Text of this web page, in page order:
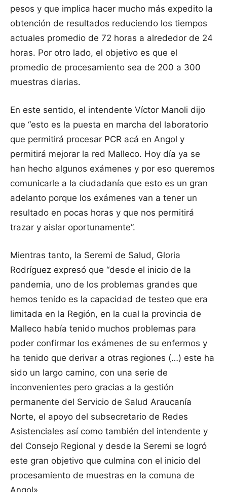
pesos y que implica hacer mucho más expedito la
obtención de resultados reduciendo los tiempos
actuales promedio de 72 horas a alrededor de 24
horas. Por otro lado, el objetivo es que el
promedio de procesamiento sea de 200 a 300
muestras diarias.
En este sentido, el intendente Víctor Manoli dijo
que “esto es la puesta en marcha del laboratorio
que permitirá procesar PCR acá en Angol y
permitirá mejorar la red Malleco. Hoy día ya se
han hecho algunos exámenes y por eso queremos
comunicarle a la ciudadanía que esto es un gran
adelanto porque los exámenes van a tener un
resultado en pocas horas y que nos permitirá
trazar y aislar oportunamente”.
Mientras tanto, la Seremi de Salud, Gloria
Rodríguez expresó que “desde el inicio de la
pandemia, uno de los problemas grandes que
hemos tenido es la capacidad de testeo que era
limitada en la Región, en la cual la provincia de
Malleco había tenido muchos problemas para
poder confirmar los exámenes de su enfermos y
ha tenido que derivar a otras regiones (…) este ha
sido un largo camino, con una serie de
inconvenientes pero gracias a la gestión
permanente del Servicio de Salud Araucanía
Norte, el apoyo del subsecretario de Redes
Asistenciales así como también del intendente y
del Consejo Regional y desde la Seremi se logró
este gran objetivo que culmina con el inicio del
procesamiento de muestras en la comuna de